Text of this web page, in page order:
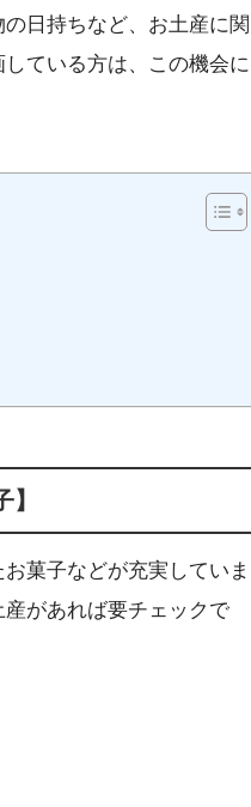
日持ちなど、お土産に関
ている方は、この機会に
菓子などが充実していま
があれば要チェックで